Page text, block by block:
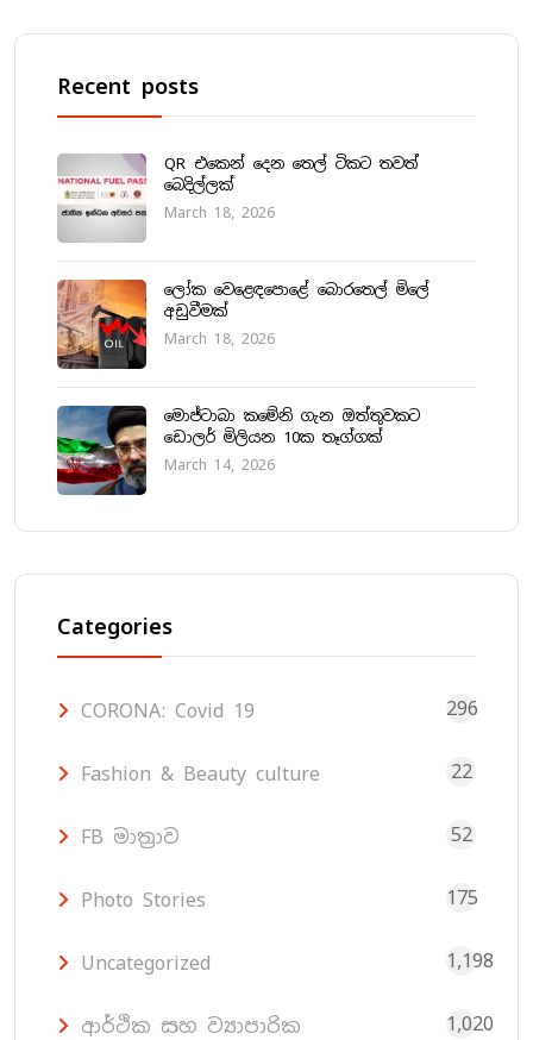
Recent posts
QR එකෙන් දෙන තෙල් ටිකට තවත්
බෙදිල්ලක්
March 18, 2026
ලෝක වෙළෙඳපොළේ බොරතෙල් මිලේ
අඩුවීමක්
March 18, 2026
මොජ්ටාබා කමේනි ගැන ඔත්තුවකට
ඩොලර් මිලියන 10ක තෑග්ගක්
March 14, 2026
Categories
CORONA: Covid 19 296
Fashion & Beauty culture 22
FB මාත්‍රාව 52
Photo Stories 175
Uncategorized 1,198
ආර්ථික සහ ව්‍යාපාරික 1,020